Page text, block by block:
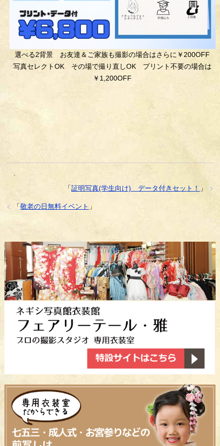
選べる2背景 お友達＆ご家族も撮影の場合はさらに￥200OFF
写真セレクトOK その場で撮り直しOK プリント不要の場合は
￥1,200OFF
「証明写真(学生向け) データ付きセット！ 」
「 敬老の日無料イベント 」